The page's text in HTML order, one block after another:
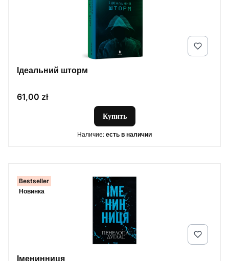
Ідеальний шторм
Цена
61,00 zł
Купить
Наличие: есть в наличии
Bestseller
Новинка
Іменинниця